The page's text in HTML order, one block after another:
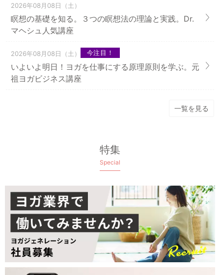
2026年08月08日（土）
瞑想の基礎を知る。３つの瞑想法の理論と実践。Dr.
マヘシュ人気講座
2026年08月08日（土） 今注目！
いよいよ明日！ヨガを仕事にする原理原則を学ぶ。元
祖ヨガビジネス講座
一覧を見る
特集
Special